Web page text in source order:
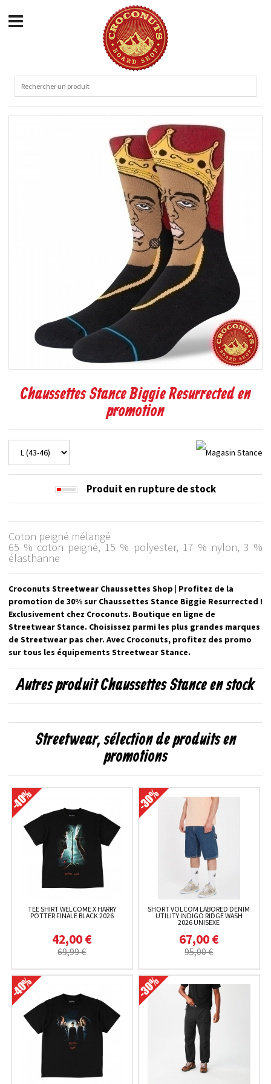
Chaussettes Stance Biggie Resurrected en
promotion
Produit en rupture de stock
Coton peigné mélangé
65 % coton peigné, 15 % polyester, 17 % nylon, 3 %
élasthanne
Croconuts Streetwear Chaussettes Shop | Profitez de la
promotion de 30% sur Chaussettes Stance Biggie Resurrected !
Exclusivement chez Croconuts. Boutique en ligne de
Streetwear Stance. Choisissez parmi les plus grandes marques
de Streetwear pas cher. Avec Croconuts, profitez des promo
sur tous les équipements Streetwear Stance.
Autres produit Chaussettes Stance en stock
Streetwear, sélection de produits en
promotions
TEE SHIRT WELCOME X HARRY
POTTER FINALE BLACK 2026
42,00 €
69,99 €
SHORT VOLCOM LABORED DENIM
UTILITY INDIGO RIDGE WASH
2026 UNISEXE
67,00 €
95,00 €